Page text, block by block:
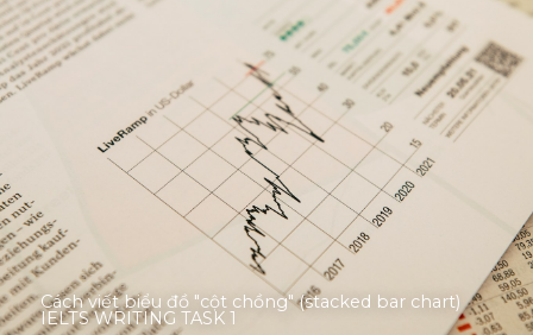
Thư Tín
SGK
Vocabularies
Đề writing theo topic
Pie
Thành tích học viên
Cách viết biểu đồ "cột chồng" (stacked bar chart)
IELTS WRITING TASK 1